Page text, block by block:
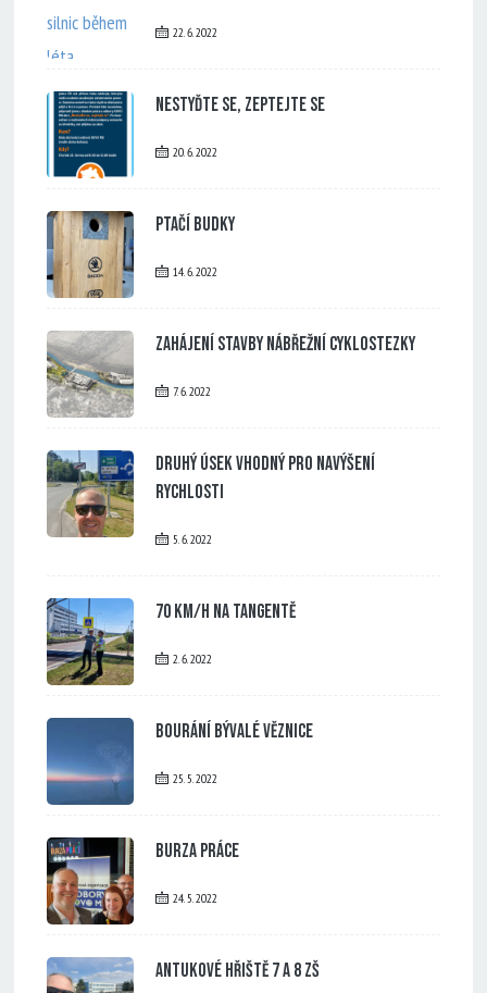
22. 6. 2022
Nestyďte se, zeptejte se
20. 6. 2022
Ptačí budky
14. 6. 2022
Zahájení stavby nábřežní cyklostezky
7. 6. 2022
Druhý úsek vhodný pro navýšení
rychlosti
5. 6. 2022
70 km/h na tangentě
2. 6. 2022
Bourání bývalé věznice
25. 5. 2022
Burza práce
24. 5. 2022
Antukové hřiště 7 a 8 ZŠ